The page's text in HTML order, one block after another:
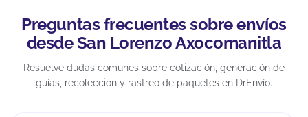
Preguntas frecuentes sobre envíos
desde San Lorenzo Axocomanitla
Resuelve dudas comunes sobre cotización, generación de
guías, recolección y rastreo de paquetes en DrEnvío.